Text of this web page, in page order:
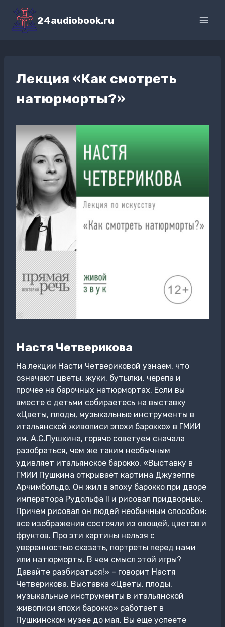
Перейти
содержимому
24audiobook.ru
Лекция «Как смотреть
натюрморты?»
Настя Четверикова
На лекции Насти Четвериковой узнаем, что
означают цветы, жуки, бутылки, черепа и
прочее на барочных натюрмортах. Если вы
вместе с детьми собираетесь на выставку
«Цветы, плоды, музыкальные инструменты в
итальянской живописи эпохи барокко» в ГМИИ
им. А.С.Пушкина, горячо советуем сначала
разобраться, чем же таким необычным
удивляет итальянское барокко. «Выставку в
ГМИИ Пушкина открывает картина Джузеппе
Арчимбольдо. Он жил в эпоху барокко при дворе
императора Рудольфа II и рисовал придворных.
Причем рисовал он людей необычным способом:
все изображения состояли из овощей, цветов и
фруктов. Про эти картины нельзя с
уверенностью сказать, портреты перед нами
или натюрморты. В чем смысл этой игры?
Давайте разбираться!» – говорит Настя
Четверикова. Выставка «Цветы, плоды,
музыкальные инструменты в итальянской
живописи эпохи барокко» работает в
Пушкинском музее до мая. Вы еще успеете